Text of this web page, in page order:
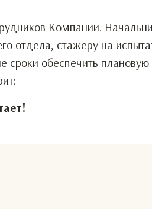
Компании.
отдела, стажеру на
обеспечить